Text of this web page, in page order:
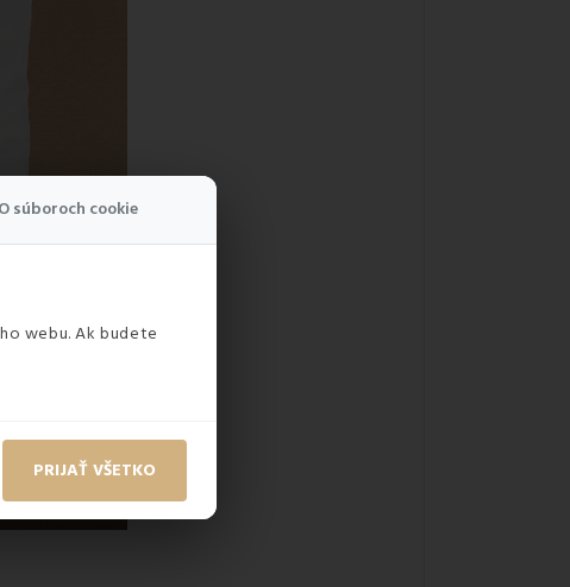
O súboroch cookie
webu. Ak budete
PRIJAŤ VŠETKO